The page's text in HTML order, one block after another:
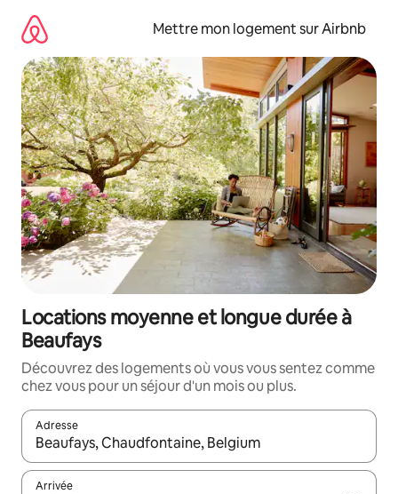
directement
contenu
Mettre mon logement sur Airbnb
Locations moyenne et longue durée à
Beaufays
Découvrez des logements où vous vous sentez comme
chez vous pour un séjour d'un mois ou plus.
Adresse
Lorsque les résultats s'affichent, utilisez les flèches vers le
Arrivée